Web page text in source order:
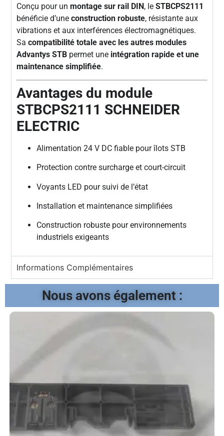
Conçu pour unmontage sur rail DIN, leSTBCPS2111
bénéficie d’uneconstruction robuste, résistante aux
vibrations et aux interférences électromagnétiques.
Sacompatibilité totale avec les autres modules
Advantys STB permet une intégration rapide et une
maintenance simplifiée.
Avantages du module
STBCPS2111 SCHNEIDER
ELECTRIC
Alimentation 24 V DC fiable pour îlots STB
Protection contre surcharge et court-circuit
Voyants LED pour suivi de l’état
Installation et maintenance simplifiées
Construction robuste pour environnements
industriels exigeants
Informations Complémentaires
Nous avons également :